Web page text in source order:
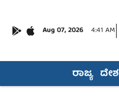
Aug 07, 2026 4:41 AM
ರಾಜ್ಯ ದೇಶ